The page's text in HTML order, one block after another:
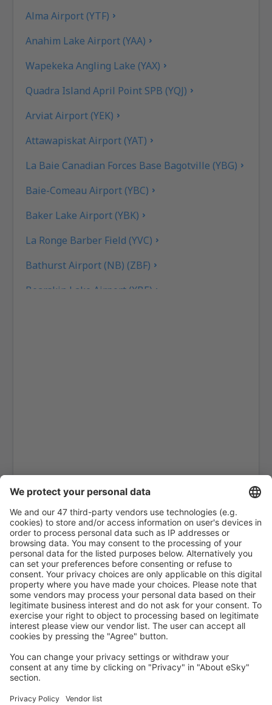
Alma Airport (YTF)
Anahim Lake Airport (YAA)
Wapekeka Angling Lake (YAX)
Quadra Island April Point SPB (YQJ)
Arviat Airport (YEK)
Attawapiskat Airport (YAT)
La Baie Canadian Forces Base Bagotville (YBG)
Baie-Comeau Airport (YBC)
Baker Lake Airport (YBK)
La Ronge Barber Field (YVC)
Bathurst Airport (NB) (ZBF)
Bearskin Lake Airport (XBE)
Bonaventure Airport (YVB)
Delta Boundary Bay (YDT)
Brandon (YBR)
Toronto
Comox Airport (YQQ)
Calgary
Cambridge Bay Airport (YCB)
Campbell River